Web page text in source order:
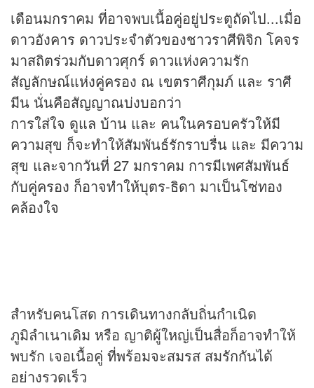
เดือนมกราคม ที่อาจพบเนื้อคู่อยู่ประตูถัดไป...เมื่อ
ดาวอังคาร ดาวประจำตัวของชาวราศีพิจิก โคจร
มาสถิตร่วมกับดาวศุกร์ ดาวแห่งความรัก
สัญลักษณ์แห่งคู่ครอง ณ เขตราศีกุมภ์ และ ราศี
มีน นั่นคือสัญญาณบ่งบอกว่า
การใส่ใจ ดูแล บ้าน และ คนในครอบครัวให้มี
ความสุข ก็จะทำให้สัมพันธ์รักราบรื่น และ มีความ
สุข และจากวันที่ 27 มกราคม การมีเพศสัมพันธ์
กับคู่ครอง ก็อาจทำให้บุตร-ธิดา มาเป็นโซ่ทอง
คล้องใจ
สำหรับคนโสด การเดินทางกลับถิ่นกำเนิด
ภูมิลำเนาเดิม หรือ ญาติผู้ใหญ่เป็นสื่อก็อาจทำให้
พบรัก เจอเนื้อคู่ ที่พร้อมจะสมรส สมรักกันได้
อย่างรวดเร็ว